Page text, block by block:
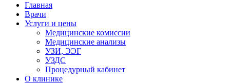
Главная
Врачи
Услуги и цены
Медицинские комиссии
Медицинские анализы
УЗИ, ЭЭГ
УЗДС
Процедурный кабинет
О клинике